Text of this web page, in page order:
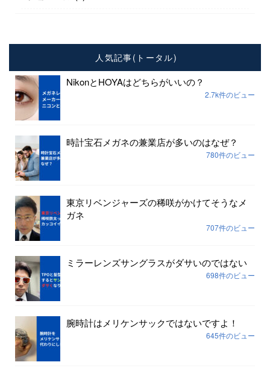
人気記事(トータル)
NikonとHOYAはどちらがいいの？
2.7k件のビュー
時計宝石メガネの兼業店が多いのはなぜ？
780件のビュー
東京リベンジャーズの稀咲がかけてそうなメ
ガネ
707件のビュー
ミラーレンズサングラスがダサいのではない
698件のビュー
腕時計はメリケンサックではないですよ！
645件のビュー